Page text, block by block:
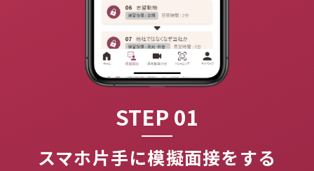
STEP 01
スマホ片手に模擬面接をする